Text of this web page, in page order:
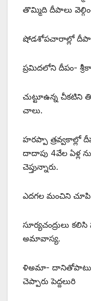
తొమ్మిది దీపాలు
షోడశోపచారాల్లో
ప్రమిదలోని దీపం-
చుట్టూఉన్న చీకటిని
చాలు.
హరప్పా త్రవ్వకాల్లో
దాదాపు 4వేల ఏళ్ల
చెప్తున్నారు.
ఎదగల మంచిని చూపి
సూర్యచంద్రులు
అమావాస్య.
ళిఅమా- దానితోపాటు
చెప్పారు పెద్దలురి